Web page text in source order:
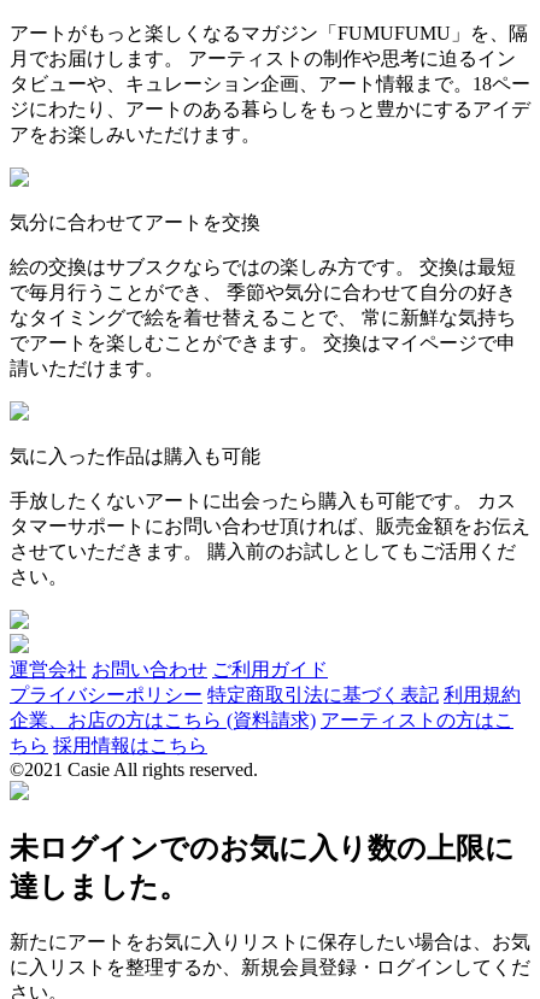
アートがもっと楽しくなるマガジン「FUMUFUMU」を、隔
月でお届けします。 アーティストの制作や思考に迫るイン
タビューや、キュレーション企画、アート情報まで。18ペー
ジにわたり、アートのある暮らしをもっと豊かにするアイデ
アをお楽しみいただけます。
気分に合わせてアートを交換
絵の交換はサブスクならではの楽しみ方です。 交換は最短
で毎月行うことができ、 季節や気分に合わせて自分の好き
なタイミングで絵を着せ替えることで、 常に新鮮な気持ち
でアートを楽しむことができます。 交換はマイページで申
請いただけます。
気に入った作品は購入も可能
手放したくないアートに出会ったら購入も可能です。 カス
タマーサポートにお問い合わせ頂ければ、販売金額をお伝え
させていただきます。 購入前のお試しとしてもご活用くだ
さい。
運営会社 お問い合わせ ご利用ガイド
プライバシーポリシー 特定商取引法に基づく表記 利用規約
企業、お店の方はこちら (資料請求) アーティストの方はこ
ちら 採用情報はこちら
©2021 Casie All rights reserved.
未ログインでのお気に入り数の上限に
達しました。
新たにアートをお気に入りリストに保存したい場合は、お気
に入リストを整理するか、新規会員登録・ログインしてくだ
さい。